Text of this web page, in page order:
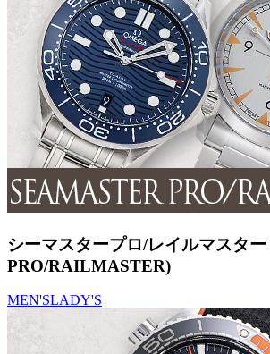
シーマスタープロ/レイルマスタ
PRO/RAILMASTER)
MEN'SLADY'S